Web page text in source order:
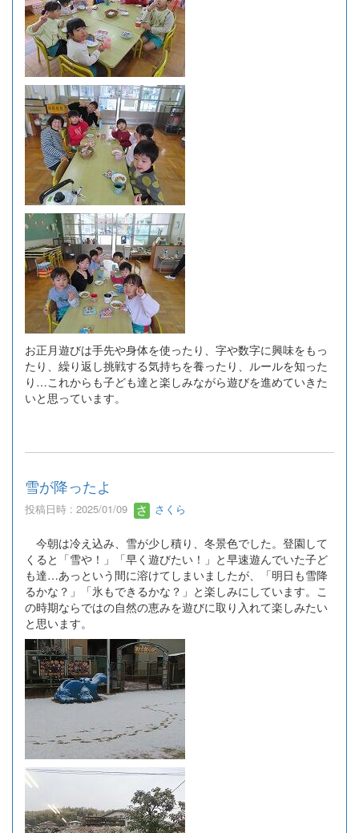
お正月遊びは手先や身体を使ったり、字や数字に興味をもっ
たり、繰り返し挑戦する気持ちを養ったり、ルールを知った
り…これからも子ども達と楽しみながら遊びを進めていきた
いと思っています。
雪が降ったよ
投稿日時 : 2025/01/09 さくら
今朝は冷え込み、雪が少し積り、冬景色でした。登園して
くると「雪や！」「早く遊びたい！」と早速遊んでいた子ど
も達…あっという間に溶けてしまいましたが、「明日も雪降
るかな？」「氷もできるかな？」と楽しみにしています。こ
の時期ならではの自然の恵みを遊びに取り入れて楽しみたい
と思います。